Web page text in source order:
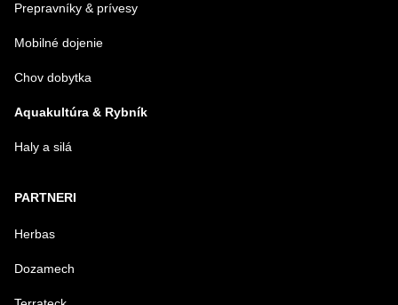
Prepravníky & prívesy
Mobilné dojenie
Chov dobytka
Aquakultúra & Rybník
Haly a silá
PARTNERI
Herbas
Dozamech